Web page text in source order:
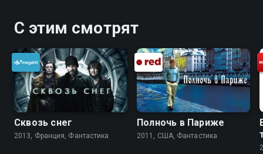
С этим смотрят
Сквозь снег
2013, Франция, Фантастика
Полночь в Париже
2011, США, Фантастика